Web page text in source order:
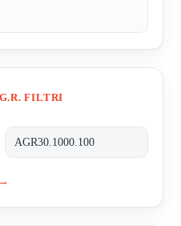
FILTRI
AGR30.1000.100